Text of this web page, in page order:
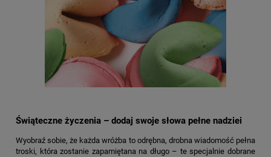
Świąteczne życzenia – dodaj swoje słowa pełne nadziei
Wyobraź sobie, że każda wróżba to odrębna, drobna wiadomość pełna
troski, która zostanie zapamiętana na długo – te specjalnie dobrane